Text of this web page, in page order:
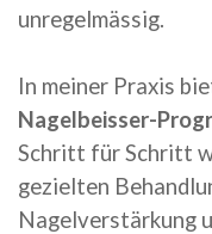
unregelmässig.
In meiner Praxis
Nagelbeisser-
Schritt für Schritt
gezielten
Nagelverstärkung